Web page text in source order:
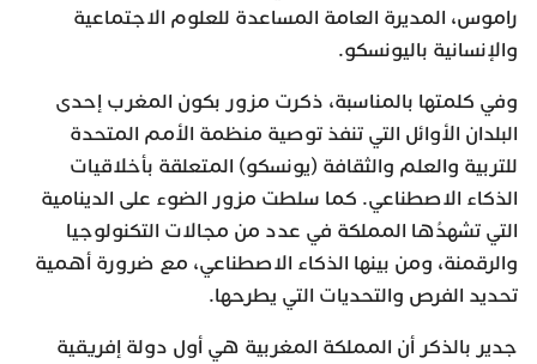
راموس، المديرة العامة المساعدة للعلوم الاجتماعية
والإنسانية باليونسكو.
وفي كلمتها بالمناسبة، ذكرت مزور بكون المغرب إحدى
البلدان الأوائل التي تنفذ توصية منظمة الأمم المتحدة
للتربية والعلم والثقافة (يونسكو) المتعلقة بأخلاقيات
الذكاء الاصطناعي. كما سلطت مزور الضوء على الدينامية
التي تشهدُها المملكة في عدد من مجالات التكنولوجيا
والرقمنة، ومن بينها الذكاء الاصطناعي، مع ضرورة أهمية
تحديد الفرص والتحديات التي يطرحها.
جدير بالذكر أن المملكة المغربية هي أول دولة إفريقية